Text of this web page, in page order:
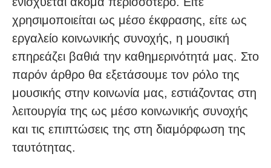
χρησιμοποιείται ως μέσο έκφρασης, είτε ως
εργαλείο κοινωνικής συνοχής, η μουσική
επηρεάζει βαθιά την καθημερινότητά μας. Στο
παρόν άρθρο θα εξετάσουμε τον ρόλο της
μουσικής στην κοινωνία μας, εστιάζοντας στη
λειτουργία της ως μέσο κοινωνικής συνοχής
και τις επιπτώσεις της στη διαμόρφωση της
ταυτότητας.